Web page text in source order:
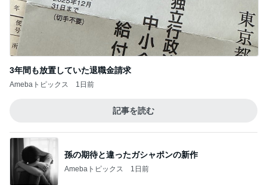
3年間も放置していた退職金請求
Amebaトピックス 1日前
記事を読む
孫の期待と違ったガシャポンの新作
Amebaトピックス 1日前